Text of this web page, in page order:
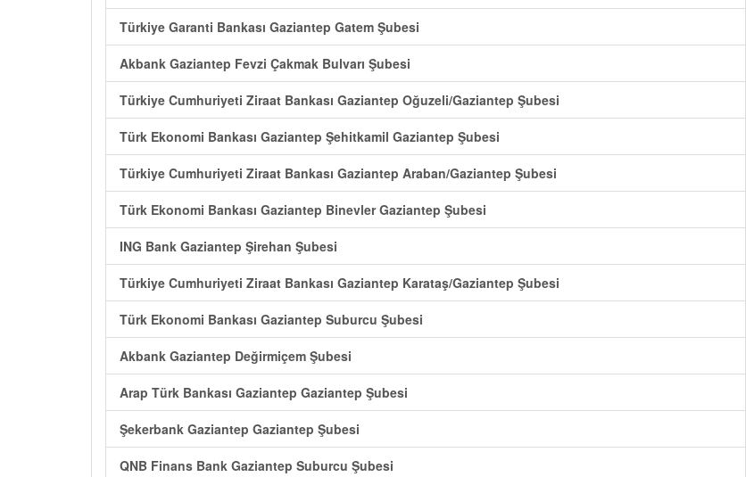
Türkiye Garanti Bankası Gaziantep Gatem Şubesi
Akbank Gaziantep Fevzi Çakmak Bulvarı Şubesi
Türkiye Cumhuriyeti Ziraat Bankası Gaziantep Oğuzeli/Gaziantep Şubesi
Türk Ekonomi Bankası Gaziantep Şehitkamil Gaziantep Şubesi
Türkiye Cumhuriyeti Ziraat Bankası Gaziantep Araban/Gaziantep Şubesi
Türk Ekonomi Bankası Gaziantep Binevler Gaziantep Şubesi
ING Bank Gaziantep Şirehan Şubesi
Türkiye Cumhuriyeti Ziraat Bankası Gaziantep Karataş/Gaziantep Şubesi
Türk Ekonomi Bankası Gaziantep Suburcu Şubesi
Akbank Gaziantep Değirmiçem Şubesi
Arap Türk Bankası Gaziantep Gaziantep Şubesi
Şekerbank Gaziantep Gaziantep Şubesi
QNB Finans Bank Gaziantep Suburcu Şubesi